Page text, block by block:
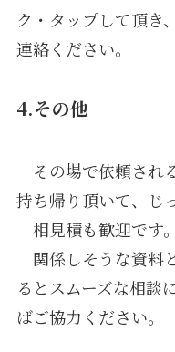
ク・タップして頂き
連絡ください。
4.その他
その場で依頼され
持ち帰り頂いて、じ
相見積も歓迎です。
関係しそうな資料
るとスムーズな相談
ばご協力ください。